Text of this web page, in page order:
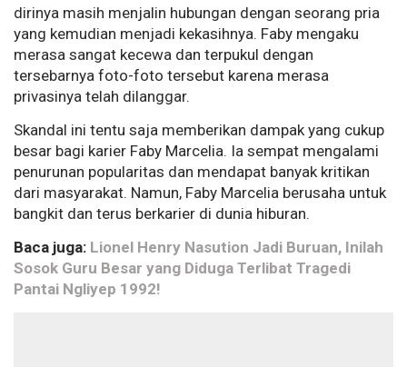
dirinya masih menjalin hubungan dengan seorang pria
yang kemudian menjadi kekasihnya. Faby mengaku
merasa sangat kecewa dan terpukul dengan
tersebarnya foto-foto tersebut karena merasa
privasinya telah dilanggar.
Skandal ini tentu saja memberikan dampak yang cukup
besar bagi karier Faby Marcelia. Ia sempat mengalami
penurunan popularitas dan mendapat banyak kritikan
dari masyarakat. Namun, Faby Marcelia berusaha untuk
bangkit dan terus berkarier di dunia hiburan.
Baca juga: Lionel Henry Nasution Jadi Buruan, Inilah
Sosok Guru Besar yang Diduga Terlibat Tragedi
Pantai Ngliyep 1992!